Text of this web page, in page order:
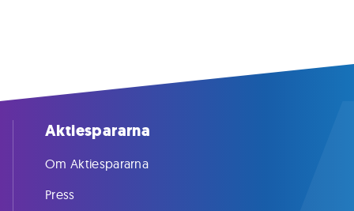
Aktiespararna
Om Aktiespararna
Press